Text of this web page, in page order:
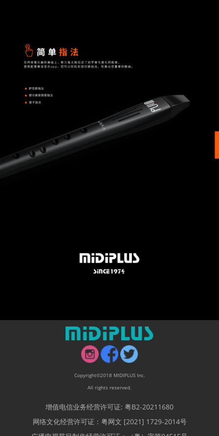
Copyright©2018 MIDIPLUS Inc.
All rights reserved.
增值电信业务经营许可证: 粤B2-20211680
网络文化经营许可证：粤网文 [2021] 1729-2014号